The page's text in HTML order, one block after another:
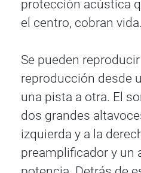
protección acústica
el centro, cobran vida.
Se pueden
reproducción desde
una pista a otra. El
dos grandes
izquierda y a la
preamplificador y un